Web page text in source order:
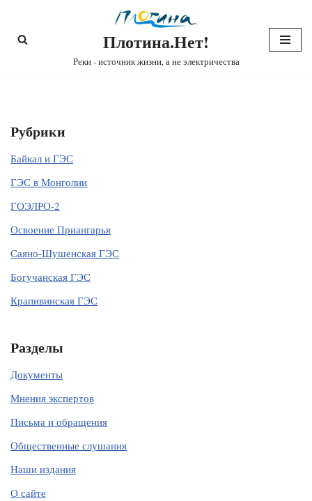
Перейти
Плотина.Нет!
Реки - источник жизни, а не электричества
Рубрики
Байкал и ГЭС
ГЭС в Монголии
ГОЭЛРО-2
Освоение Приангарья
Саяно-Шушенская ГЭС
Богучанская ГЭС
Крапивинская ГЭС
Разделы
Документы
Мнения экспертов
Письма и обращения
Общественные слушания
Наши издания
О сайте